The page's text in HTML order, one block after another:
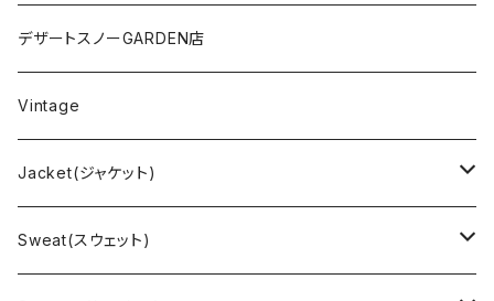
デザートスノーGARDEN店
Vintage
Jacket(ジャケット)
US Military(ユーエスミリタリー)
Sweat(スウェット)